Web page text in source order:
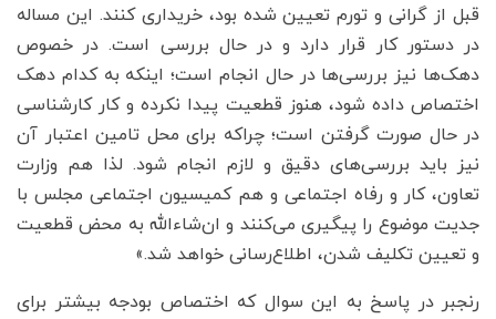
قبل از گرانی و تورم تعیین شده بود، خریداری کنند. این مساله
در دستور کار قرار دارد و در حال بررسی است. در خصوص
دهک‌ها نیز بررسی‌ها در حال انجام است؛ اینکه به کدام دهک
اختصاص داده شود، هنوز قطعیت پیدا نکرده و کار کارشناسی
در حال صورت گرفتن است؛ چراکه برای محل تامین اعتبار آن
نیز باید بررسی‌های دقیق و لازم انجام شود. لذا هم وزارت
تعاون، کار و رفاه اجتماعی و هم کمیسیون اجتماعی مجلس با
جدیت موضوع را پیگیری می‌کنند و ان‌شاءالله به محض قطعیت
و تعیین تکلیف شدن، اطلاع‌رسانی خواهد شد.»
رنجبر در پاسخ به این سوال که اختصاص بودجه بیشتر برای